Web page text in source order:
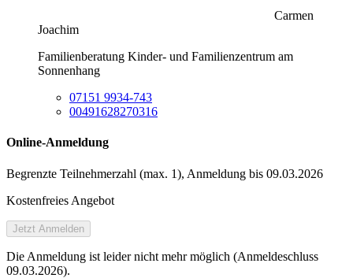
Carmen
Joachim
Familienberatung Kinder- und Familienzentrum am
Sonnenhang
07151 9934-743
00491628270316
Online-Anmeldung
Begrenzte Teilnehmer­zahl (max. 1), Anmeldung bis 09.03.2026
Kostenfreies Angebot
Jetzt Anmelden
Die Anmeldung ist leider nicht mehr möglich (Anmeldeschluss
09.03.2026).